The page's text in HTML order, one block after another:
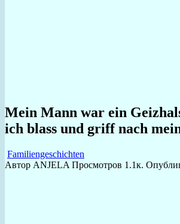
Mein Mann war ein
ich blass und griff nach
Familiengeschichten
Автор ANJELA Просмотров 1.1к.